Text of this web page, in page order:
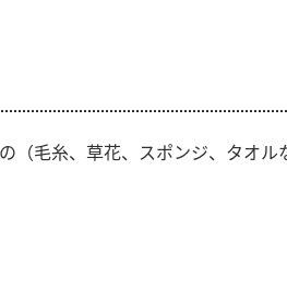
（毛糸、草花、スポンジ、タオル